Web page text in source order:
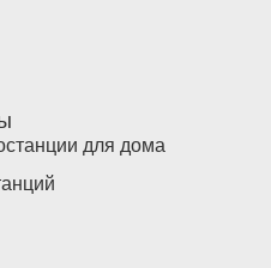
для дома